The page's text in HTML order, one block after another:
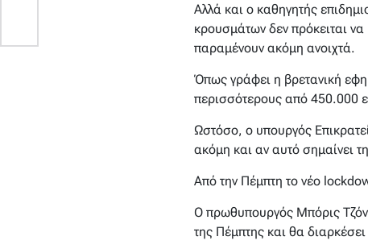
Αλλά και ο καθηγητής
κρουσμάτων δεν πρόκειται
παραμένουν ακόμη ανοιχτά.
Όπως γράφει η βρετανική
περισσότερους από 450.000
Ωστόσο, ο υπουργός
ακόμη και αν αυτό σημαίνει
Από την Πέμπτη το νέο
Ο πρωθυπουργός Μπόρις
της Πέμπτης και θα